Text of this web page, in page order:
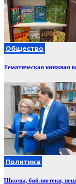
Общество
Тематическая книжная
Политика
Школы, библиотеки,